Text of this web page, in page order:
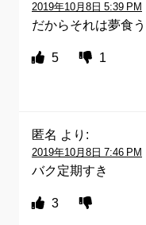
2019年10月8日 5:39 PM
だからそれは夢食
5 1
匿名 より:
2019年10月8日 7:46 PM
バク定期すき
3